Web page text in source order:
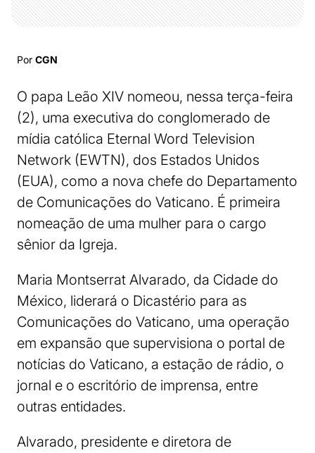
Por CGN
O papa Leão XIV nomeou, nessa terça-feira
(2), uma executiva do conglomerado de
mídia católica Eternal Word Television
Network (EWTN), dos Estados Unidos
(EUA), como a nova chefe do Departamento
de Comunicações do Vaticano. É primeira
nomeação de uma mulher para o cargo
sênior da Igreja.
Maria Montserrat Alvarado, da Cidade do
México, liderará o Dicastério para as
Comunicações do Vaticano, uma operação
em expansão que supervisiona o portal de
notícias do Vaticano, a estação de rádio, o
jornal e o escritório de imprensa, entre
outras entidades.
Alvarado, presidente e diretora de